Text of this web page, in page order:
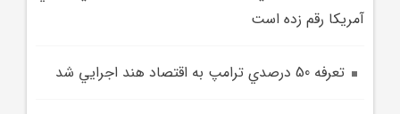
آمريکا رقم زده است
تعرفه‌ 50 درصدي ترامپ به اقتصاد هند اجرايي شد